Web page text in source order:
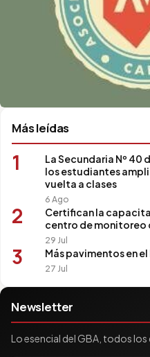
Más leídas
1
La Secundaria Nº 40
los estudiantes
vuelta a clases
6 Ago
2
Certifican la
centro de monitoreo
29 Jul
3 Más pavimentos en
27 Jul
Newsletter
Lo esencial del GBA, todos los